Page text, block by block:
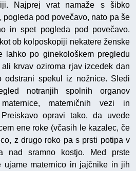
Najprej vrat namaže s šibko
pogleda pod povečavo, nato pa še
in spet pogleda pod povečavo.
ob kolposkopiji nekatere ženske
lahko po ginekološkem pregledu
krvav oziroma rjav izcedek dan
odstrani spekul iz nožnice. Sledi
notranjih spolnih organov
materničnih vezi in
opravi tako, da uvede
ene roke (včasih le kazalec, če
z drugo roko pa s prsti potipa v
nad sramno kostjo. Med prste
ujame maternico in jajčnike in jih